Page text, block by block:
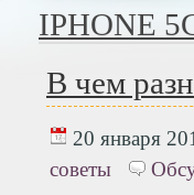
IPHONE
В чем
20 января
советы